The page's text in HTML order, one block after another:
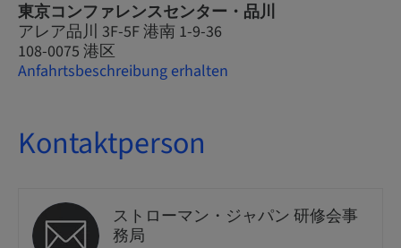
東京コンファレンスセンター・品川
アレア品川 3F-5F 港南 1-9-36
108-0075 港区
Anfahrtsbeschreibung erhalten
Kontaktperson
ストローマン・ジャパン 研修会事
務局